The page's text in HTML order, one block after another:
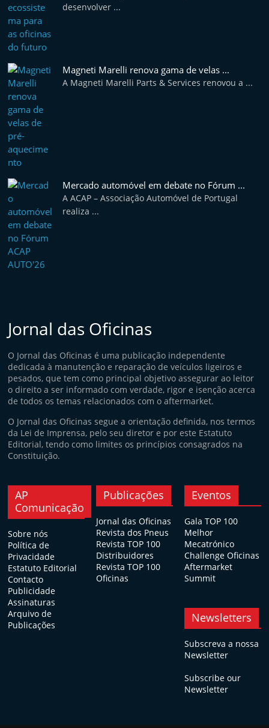
desenvolver ...
Magneti Marelli renova gama de velas ...
A Magneti Marelli Parts & Services renovou a ...
Mercado automóvel em debate no Fórum ...
A ACAP – Associação Automóvel de Portugal
realiza ...
Jornal das Oficinas
O Jornal das Oficinas é uma publicação independente
dedicada à manutenção e reparação de veículos ligeiros e
pesados, que tem como principal objetivo assegurar ao leitor
o direito a ser informado com verdade, rigor e isenção acerca
de todos os temas relacionados com o aftermarket.
O Jornal das Oficinas segue a orientação definida, nos termos
da Lei de Imprensa, pelo seu diretor e por este Estatuto
Editorial, tendo como limites os princípios consagrados na
Constituição.
AP
Comunicação
Sobre nós
Política de
Privacidade
Estatuto Editorial
Contacto
Publicidade
Assinaturas
Arquivo de
Publicações
Publicações
Jornal das Oficinas
Revista dos Pneus
Revista TOP 100
Distribuidores
Revista TOP 100
Oficinas
Eventos
Gala TOP 100
Melhor
Mecatrónico
Challenge Oficinas
Aftermarket
Summit
Newsletters
Subscreva a nossa
Newsletter
Subscribe our
Newsletter